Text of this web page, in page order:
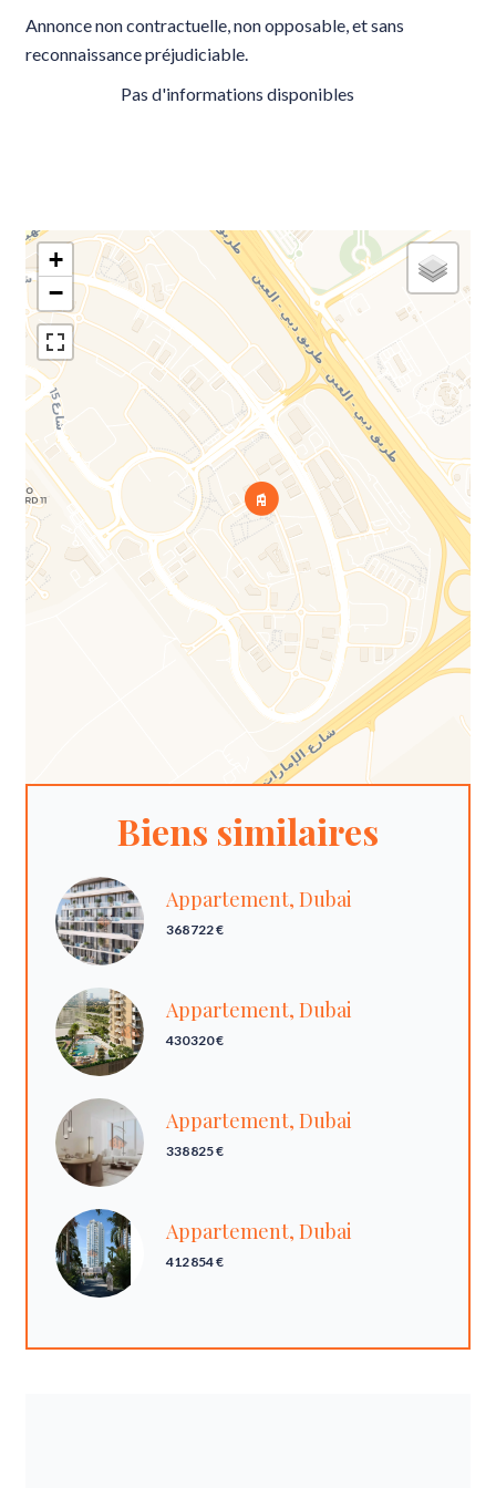
Annonce non contractuelle, non opposable, et sans
reconnaissance préjudiciable.
Pas d'informations disponibles
+
−
Biens similaires
Appartement, Dubai
368 722 €
Appartement, Dubai
430 320 €
Appartement, Dubai
338 825 €
Appartement, Dubai
412 854 €